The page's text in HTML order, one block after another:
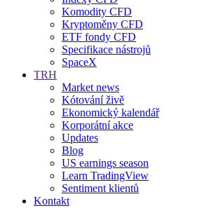
Komodity CFD
Kryptoměny CFD
ETF fondy CFD
Specifikace nástrojů
SpaceX
TRH
Market news
Kótování živě
Ekonomický kalendář
Korporátní akce
Updates
Blog
US earnings season
Learn TradingView
Sentiment klientů
Kontakt